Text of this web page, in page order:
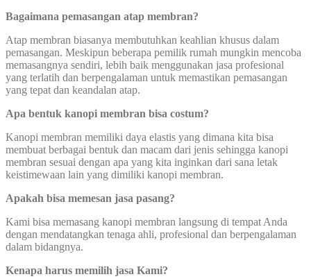
Bagaimana pemasangan atap membran?
Atap membran biasanya membutuhkan keahlian khusus dalam
pemasangan. Meskipun beberapa pemilik rumah mungkin mencoba
memasangnya sendiri, lebih baik menggunakan jasa profesional
yang terlatih dan berpengalaman untuk memastikan pemasangan
yang tepat dan keandalan atap.
Apa bentuk kanopi membran bisa costum?
Kanopi membran memiliki daya elastis yang dimana kita bisa
membuat berbagai bentuk dan macam dari jenis sehingga kanopi
membran sesuai dengan apa yang kita inginkan dari sana letak
keistimewaan lain yang dimiliki kanopi membran.
Apakah bisa memesan jasa pasang?
Kami bisa memasang kanopi membran langsung di tempat Anda
dengan mendatangkan tenaga ahli, profesional dan berpengalaman
dalam bidangnya.
Kenapa harus memilih jasa Kami?